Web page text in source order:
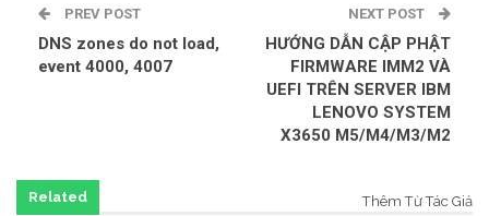
PREV POST
DNS zones do not load,
event 4000, 4007
NEXT POST
HƯỚNG DẪN CẬP PHẬT
FIRMWARE IMM2 VÀ
UEFI TRÊN SERVER IBM
LENOVO SYSTEM
X3650 M5/M4/M3/M2
Related Thêm Từ Tác Giả